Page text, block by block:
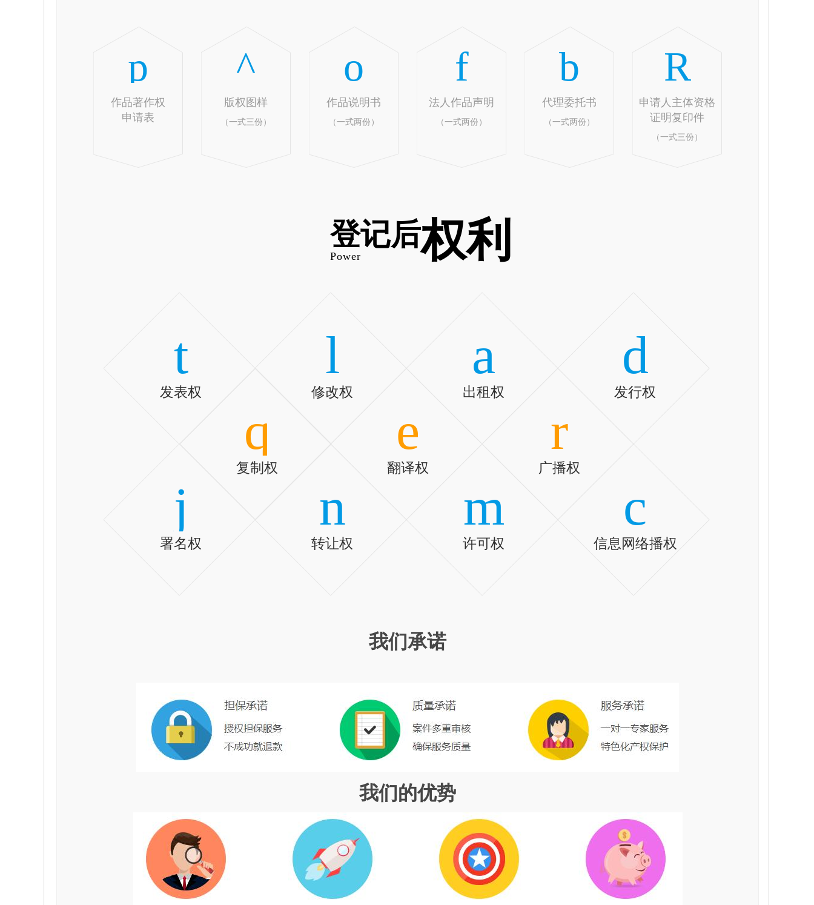
p
作品著作权
申请表
^
版权图样
（一式三份）
o
作品说明书
（一式两份）
f
法人作品声明
（一式两份）
b
代理委托书
（一式两份）
R
申请人主体资格
证明复印件
（一式三份）
登记后权利
Power
t
发表权
l
修改权
a
出租权
d
发行权
q
复制权
e
翻译权
r
广播权
j
署名权
n
转让权
m
许可权
c
信息网络播权
我们承诺
我们的优势